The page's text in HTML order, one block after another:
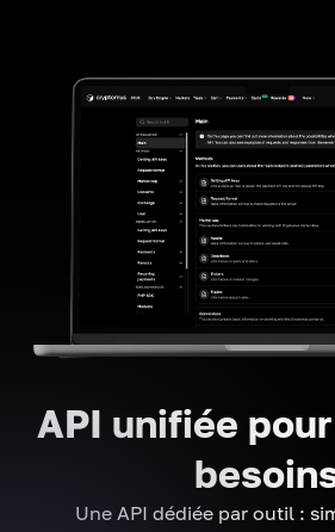
API unifiée
Une API dédiée par outil :